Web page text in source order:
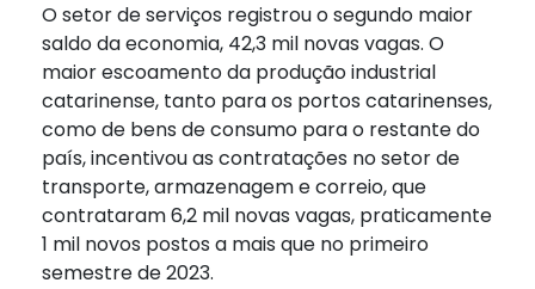
O setor de serviços registrou o segundo maior
saldo da economia, 42,3 mil novas vagas. O
maior escoamento da produção industrial
catarinense, tanto para os portos catarinenses,
como de bens de consumo para o restante do
país, incentivou as contratações no setor de
transporte, armazenagem e correio, que
contrataram 6,2 mil novas vagas, praticamente
1 mil novos postos a mais que no primeiro
semestre de 2023.